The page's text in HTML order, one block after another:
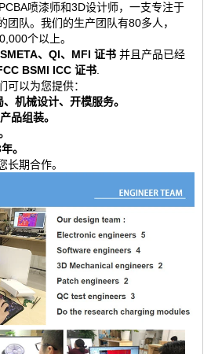
喷漆师和3D设计师，一支专注于
团队。我们的生产团队有80多人，
个以上。
、QI、MFI 证书 并且产品已经
BSMI ICC 证书.
可以为您提供：
机械设计、开模服务。
品组装。
。
长期合作。